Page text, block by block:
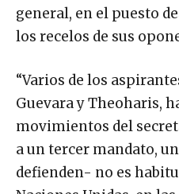
general, en el puesto
los recelos de sus
“Varios de los
Guevara y Theoharis,
movimientos del
a un tercer mandato,
defienden- no es